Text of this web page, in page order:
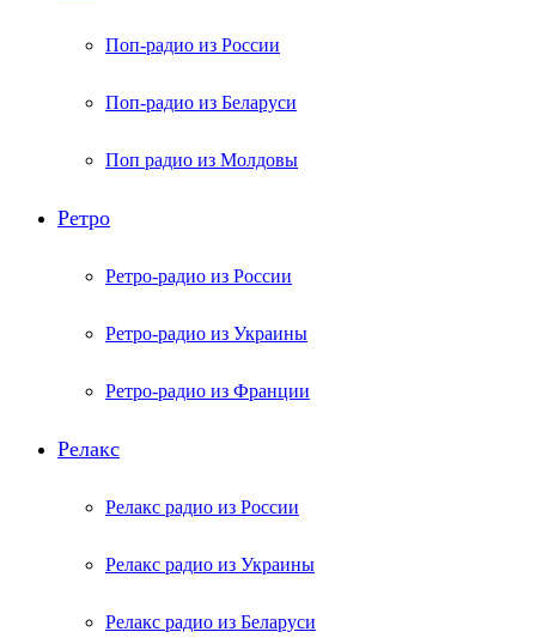
Поп-радио из России
Поп-радио из Беларуси
Поп радио из Молдовы
Ретро
Ретро-радио из России
Ретро-радио из Украины
Ретро-радио из Франции
Релакс
Релакс радио из России
Релакс радио из Украины
Релакс радио из Беларуси